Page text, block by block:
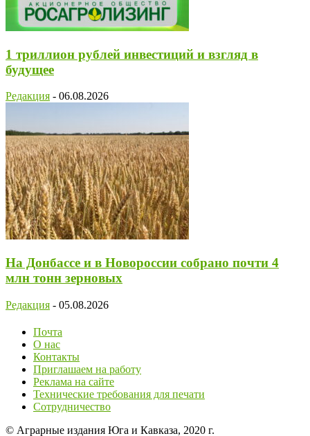
1 триллион рублей инвестиций и взгляд в
будущее
Редакция - 06.08.2026
На Донбассе и в Новороссии собрано почти 4
млн тонн зерновых
Редакция - 05.08.2026
Почта
О нас
Контакты
Приглашаем на работу
Реклама на сайте
Технические требования для печати
Сотрудничество
© Аграрные издания Юга и Кавказа, 2020 г.